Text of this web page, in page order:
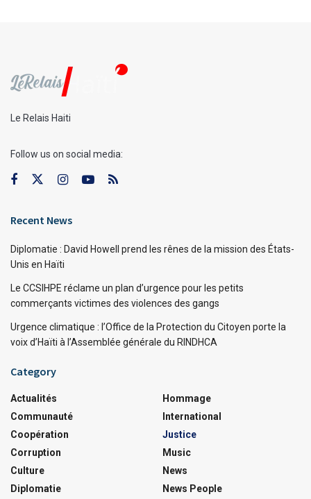
Le Relais Haiti
Follow us on social media:
Recent News
Diplomatie : David Howell prend les rênes de la mission des États-
Unis en Haïti
Le CCSIHPE réclame un plan d’urgence pour les petits
commerçants victimes des violences des gangs
Urgence climatique : l’Office de la Protection du Citoyen porte la
voix d’Haïti à l’Assemblée générale du RINDHCA
Category
Actualités
Communauté
Coopération
Corruption
Culture
Diplomatie
Hommage
International
Justice
Music
News
News People